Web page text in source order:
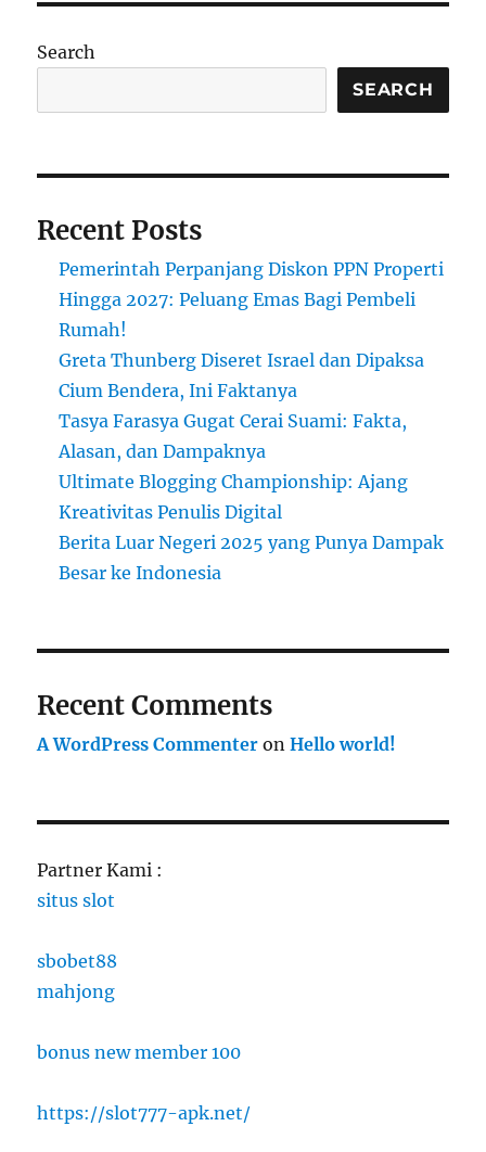
Paling
di
Search
SEARCH
Recent Posts
Pemerintah Perpanjang Diskon PPN Properti
Hingga 2027: Peluang Emas Bagi Pembeli
Rumah!
Greta Thunberg Diseret Israel dan Dipaksa
Cium Bendera, Ini Faktanya
Tasya Farasya Gugat Cerai Suami: Fakta,
Alasan, dan Dampaknya
Ultimate Blogging Championship: Ajang
Kreativitas Penulis Digital
Berita Luar Negeri 2025 yang Punya Dampak
Besar ke Indonesia
Recent Comments
A WordPress Commenter onHello world!
Partner Kami :
situs slot
sbobet88
mahjong
bonus new member 100
https://slot777-apk.net/